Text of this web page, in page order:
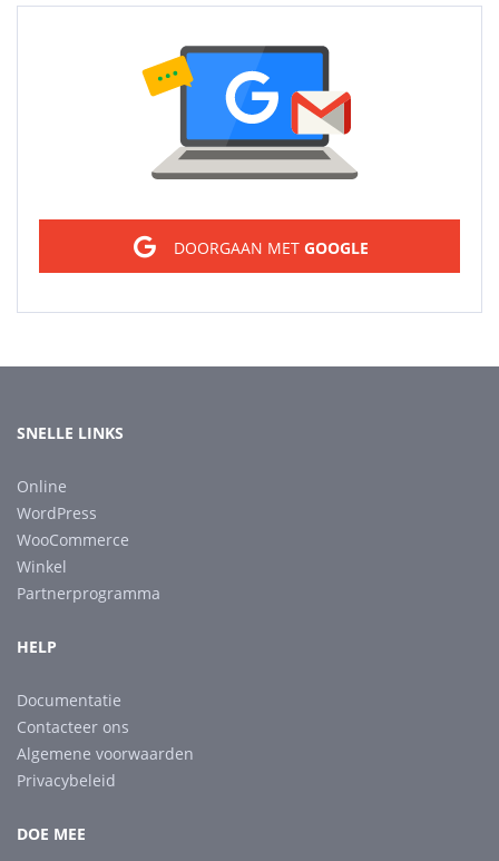
DOORGAAN MET GOOGLE
SNELLE LINKS
Online
WordPress
WooCommerce
Winkel
Partnerprogramma
HELP
Documentatie
Contacteer ons
Algemene voorwaarden
Privacybeleid
DOE MEE